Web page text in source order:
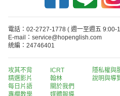
電話：02-2727-1778 ( 週一至週五 9:00-
E-mail：service@hopenglish.com
統編：24746401
攻其不背
精選影片
每日片語
專欄教學
ICRT
翰林
關於我們
媒體報導
隱私權與
說明與導